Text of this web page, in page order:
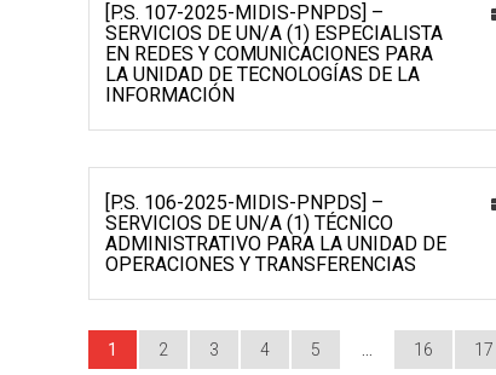
[P.S. 107-2025-MIDIS-PNPDS] –
SERVICIOS DE UN/A (1) ESPECIALISTA
EN REDES Y COMUNICACIONES PARA
LA UNIDAD DE TECNOLOGÍAS DE LA
INFORMACIÓN
[P.S. 106-2025-MIDIS-PNPDS] –
SERVICIOS DE UN/A (1) TÉCNICO
ADMINISTRATIVO PARA LA UNIDAD DE
OPERACIONES Y TRANSFERENCIAS
1 2 3 4 5 16 17